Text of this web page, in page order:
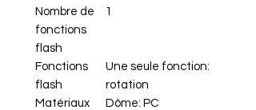
Nombre de
fonctions
flash
1
Fonctions
flash
Une seule fonction:
rotation
Matériaux
Dôme: PC